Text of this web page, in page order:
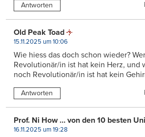
Antworten
Old Peak Toad
15.11.2025 um 10:06
Wie hiess das doch schon wieder?
Revolutionär/in ist hat kein Herz, und
noch Revolutionär/in ist hat kein
Antworten
Prof. Ni How … von den 10 besten
16.11.2025 um 19:28